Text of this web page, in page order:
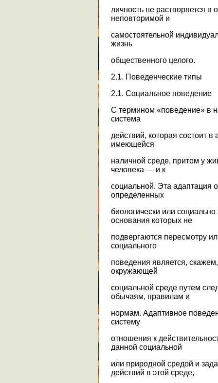
личность не растворяется в
неповторимой и
самостоятельной
жизнь
общественного целого.
2.1. Поведенческие типы
2.1. Социальное поведение
C термином «поведение» в
система
действий, которая состоит
имеющейся
наличной среде, притом у
человека — и к
социальной. Эта адаптация
определенных
биологически или
основания которых не
подвергаются пересмотру
социального
поведения является,
окружающей
социальной среде путем
обычаям, правилам и
нормам. Адаптивное
систему
отношения к
данной социальной
или природной средой и
действий в этой среде,